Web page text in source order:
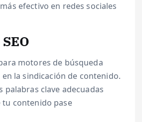
efectivo en redes sociales
motores de búsqueda
en la sindicación de contenido.
palabras clave adecuadas
tu contenido pase